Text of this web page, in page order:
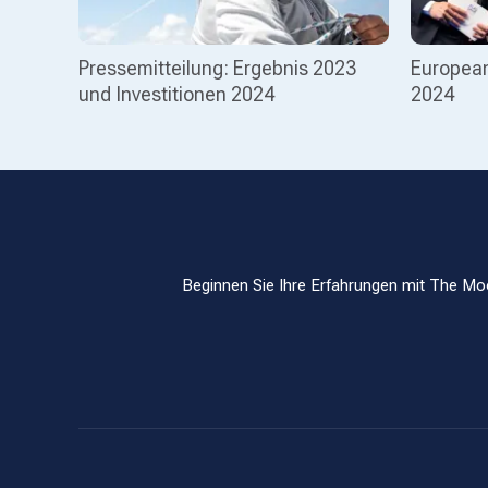
Pressemitteilung: Ergebnis 2023
und Investitionen 2024
2024
Beginnen Sie Ihre Erfahrungen mit The